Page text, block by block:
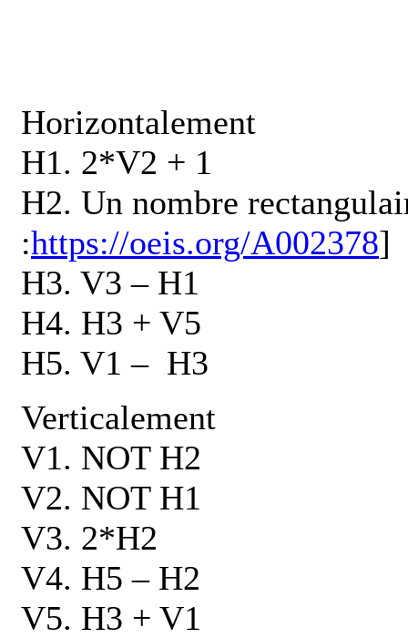
Horizontalement
H1. 2*V2 + 1
H2. Un nombre
:https://oeis.org/A002378]
H3. V3 ‒ H1
H4. H3 + V5
H5. V1 ‒ H3
Verticalement
V1. NOT H2
V2. NOT H1
V3. 2*H2
V4. H5 ‒ H2
V5. H3 + V1